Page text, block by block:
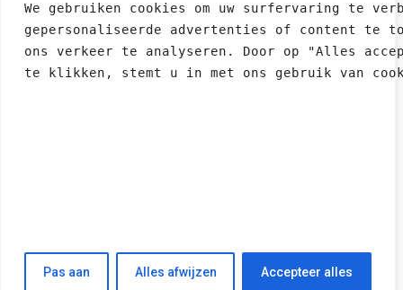
Powered by WebsitePolicies
We gebruiken cookies om uw surfervaring te
gepersonaliseerde advertenties of content te
ons verkeer te analyseren. Door op "Alles
te klikken, stemt u in met ons gebruik van
Pas aan Alles afwijzen Accepteer alles
Theme: moina by ashathemes.